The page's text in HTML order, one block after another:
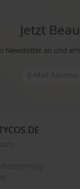
Jetzt
Newsletter an und